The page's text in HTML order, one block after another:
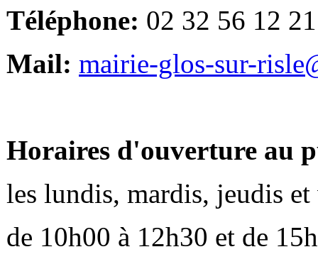
Téléphone: 02 32 56 12 21
Mail: mairie-glos-sur-
Horaires d'ouverture au
les lundis, mardis, jeudis et
de 10h00 à 12h30 et de